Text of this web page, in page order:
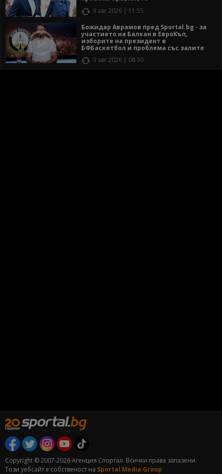
9 авг 2026 | 11:55
Божидар Аврамов пред Sportal.bg - за
участието на Балкан в ЕвроКъп,
изборите на президент в
БФБаскетбол и проблема със залите
9 авг 2026 | 08:30
Copyright © 2007-2026 Агенция Спортал. Всички права запазени.
Този уебсайт е собственост на Sportal Media Group